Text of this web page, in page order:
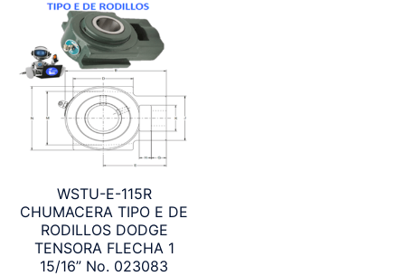
WSTU-E-115R
CHUMACERA TIPO E DE
RODILLOS DODGE
TENSORA FLECHA 1
15/16” No. 023083